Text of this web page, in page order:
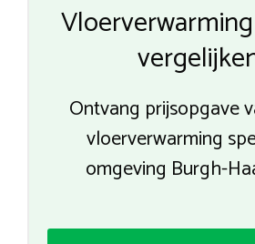
Ontvang prijsopgave
vloerverwarming
omgeving Burgh-